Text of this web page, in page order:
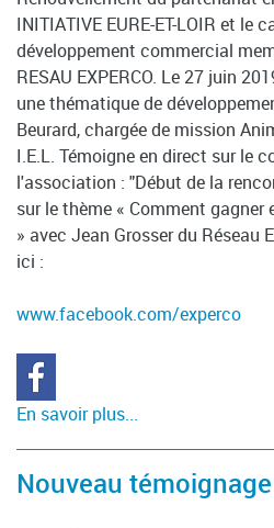
INITIATIVE EURE-ET-LOIR et le
développement commercial
RESAU EXPERCO. Le 27 juin
une thématique de
Beurard, chargée de mission
I.E.L. Témoigne en direct sur le
l'association : "Début de la
sur le thème « Comment
» avec Jean Grosser du Réseau
ici :
www.facebook.com/experco
En savoir plus...
Nouveau